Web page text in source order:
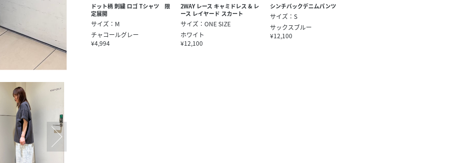
ドット柄 刺繍 ロゴ Tシャツ 限
定展開
サイズ：M
チャコールグレー
¥4,994
2WAY レース キャミドレス & レ
ース レイヤード スカート
サイズ：ONE SIZE
ホワイト
¥12,100
シンチバックデニムパンツ
サイズ：S
サックスブルー
¥12,100